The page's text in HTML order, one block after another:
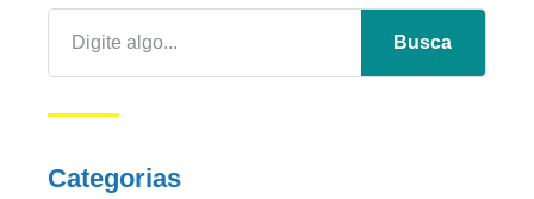
Busca
Categorias